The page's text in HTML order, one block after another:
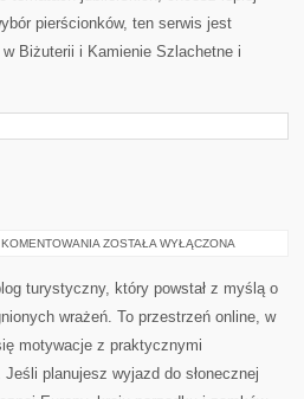
pierścionków, ten serwis jest
Biżuterii i Kamienie Szlachetne i
WIELKA
ZOSTAŁA WYŁĄCZONA
turystyczny, który powstał z myślą o
wrażeń. To przestrzeń online, w
motywacje z praktycznymi
planujesz wyjazd do słonecznej